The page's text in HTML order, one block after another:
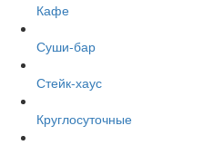
Кафе
Суши-бар
Стейк-хаус
Круглосуточные